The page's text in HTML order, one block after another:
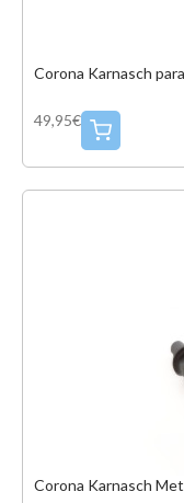
Corona Karnasch
49,95€
Corona Karnasch